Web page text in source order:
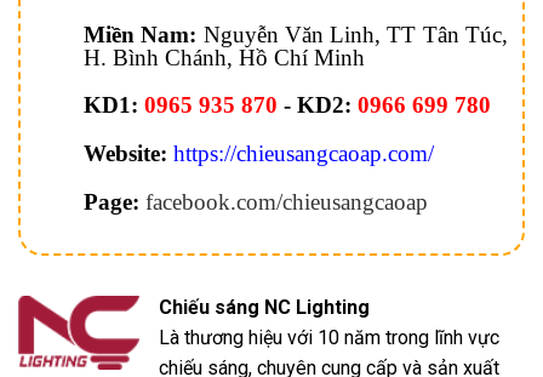
Miền Nam: Nguyễn Văn Linh, TT Tân Túc,
H. Bình Chánh, Hồ Chí Minh
KD1: 0965 935 870 - KD2: 0966 699 780
Website: https://chieusangcaoap.com/
Page: facebook.com/chieusangcaoap
Chiếu sáng NC Lighting
Là thương hiệu với 10 năm trong lĩnh vực
chiếu sáng, chuyên cung cấp và sản xuất